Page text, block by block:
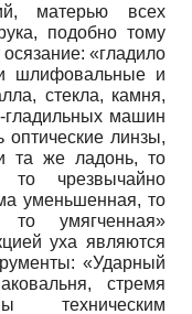
матерью всех
подобно тому
«гладило
шлифовальные и
стекла, камня,
гладильных машин
линзы,
та же ладонь, то
то чрезвычайно
уменьшенная, то
то умягченная»
уха являются
«Ударный
стремя
техническим